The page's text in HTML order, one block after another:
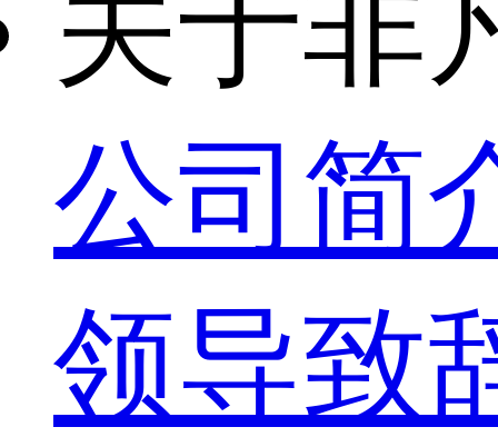
关于非
公司简
领导致